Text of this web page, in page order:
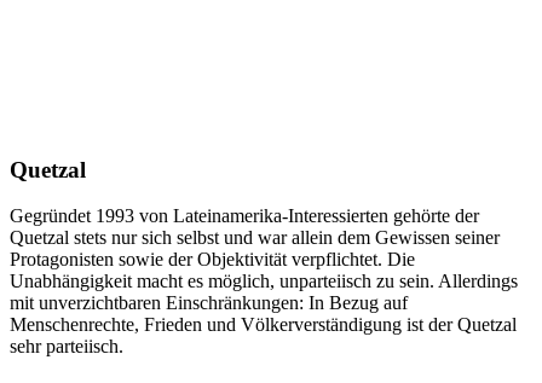
Quetzal
Gegründet 1993 von Lateinamerika-Interessierten gehörte der
Quetzal stets nur sich selbst und war allein dem Gewissen seiner
Protagonisten sowie der Objektivität verpflichtet. Die
Unabhängigkeit macht es möglich, unparteiisch zu sein. Allerdings
mit unverzichtbaren Einschränkungen: In Bezug auf
Menschenrechte, Frieden und Völkerverständigung ist der Quetzal
sehr parteiisch.